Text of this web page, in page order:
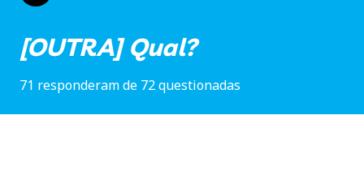
[OUTRA] Qual?
71 responderam de 72 questionadas